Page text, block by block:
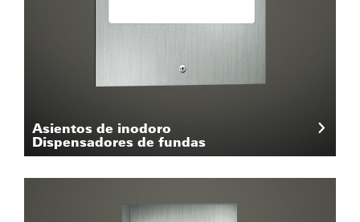
Asientos de inodoro
Dispensadores de fundas